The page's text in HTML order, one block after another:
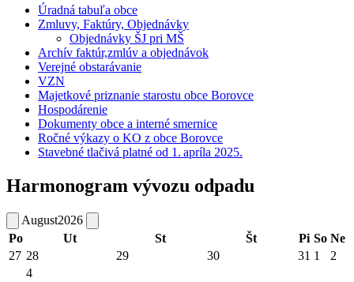
Úradná tabuľa obce
Zmluvy, Faktúry, Objednávky
Objednávky ŠJ pri MŠ
Archív faktúr,zmlúv a objednávok
Verejné obstarávanie
VZN
Majetkové priznanie starostu obce Borovce
Hospodárenie
Dokumenty obce a interné smernice
Ročné výkazy o KO z obce Borovce
Stavebné tlačivá platné od 1. apríla 2025.
Harmonogram vývozu odpadu
August2026
Po
Ut St Št Pi So Ne
27 28 29 30 31 1
2
4